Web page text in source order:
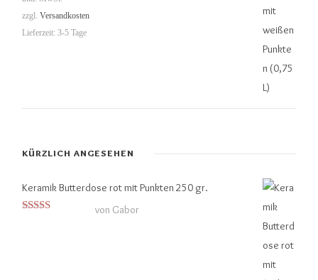
zzgl. Versandkosten
Lieferzeit: 3-5 Tage
KÜRZLICH ANGESEHEN
Keramik Butterdose rot mit Punkten 250 gr.
von Gabor